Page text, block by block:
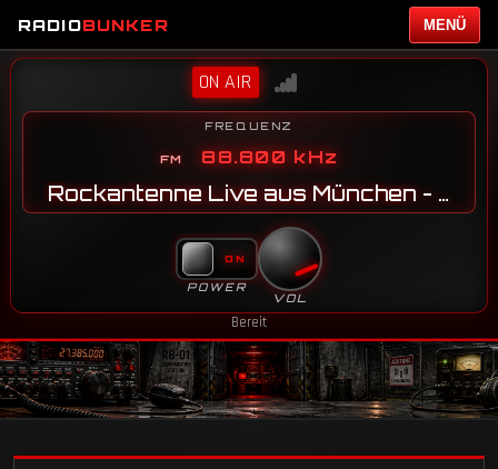
RADIOBUNKER MENÜ
ON AIR
FREQUENZ
88.800 kHz
Rockantenne Live aus München - JN58SG
POWER
VOL
Bereit